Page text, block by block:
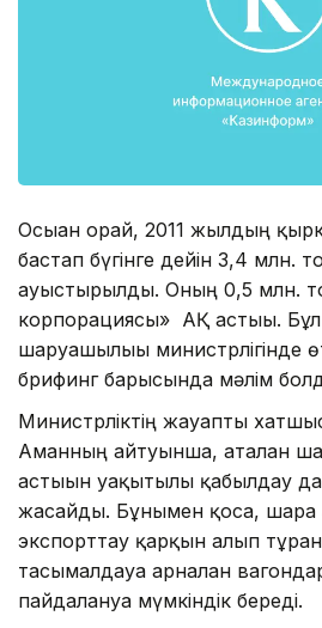
Осыған орай, 2011 жылдың
бастап бүгінге дейін 3,4 млн.
ауыстырылды. Оның 0,5 млн.
корпорациясы» АҚ астығы.
шаруашылығы министрлігінде
брифинг барысында мәлім
Министрліктің жауапты
Аманның айтуынша, аталған
астығын уақытылы қабылдау
жасайды. Бұнымен қоса, шара
экспорттау қарқын алып
тасымалдауға арналған
пайдалануға мүмкіндік береді.